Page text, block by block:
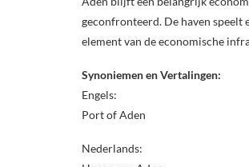
geconfronteerd. De haven speelt
element van de economische
Synoniemen en Vertalingen:
Engels:
Port of Aden
Nederlands: